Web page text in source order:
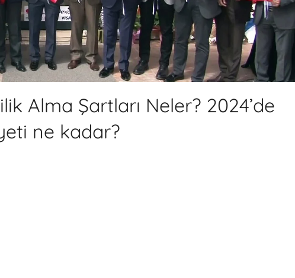
Alma Şartları Neler? 2024’de
ne kadar?